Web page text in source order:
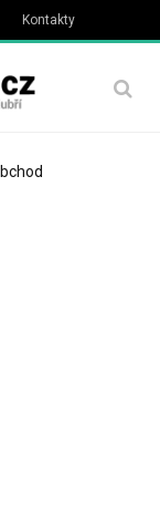
Kontakty